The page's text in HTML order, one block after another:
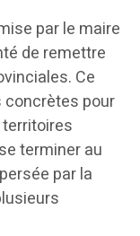
par le maire
de remettre
Ce
concrètes pour
terminer au
par la